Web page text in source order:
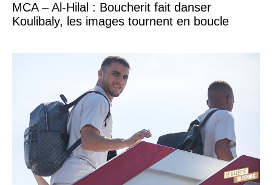
MCA – Al-Hilal : Boucherit fait danser
Koulibaly, les images tournent en boucle